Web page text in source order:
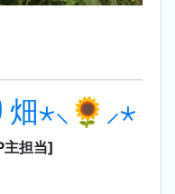
畑⋆⸜🌻⸝‍⋆
主担当]